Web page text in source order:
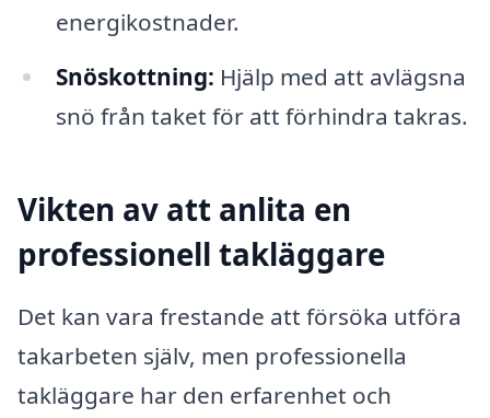
energikostnader.
Snöskottning: Hjälp med att avlägsna
snö från taket för att förhindra takras.
Vikten av att anlita en
professionell takläggare
Det kan vara frestande att försöka utföra
takarbeten själv, men professionella
takläggare har den erfarenhet och